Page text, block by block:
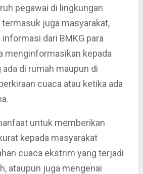
pegawai di lingkungan
juga masyarakat,
dari BMKG para
menginformasikan kepada
ada di rumah maupun di
cuaca atau ketika ada
untuk memberikan
kepada masyarakat
cuaca ekstrim yang terjadi
ataupun juga mengenai